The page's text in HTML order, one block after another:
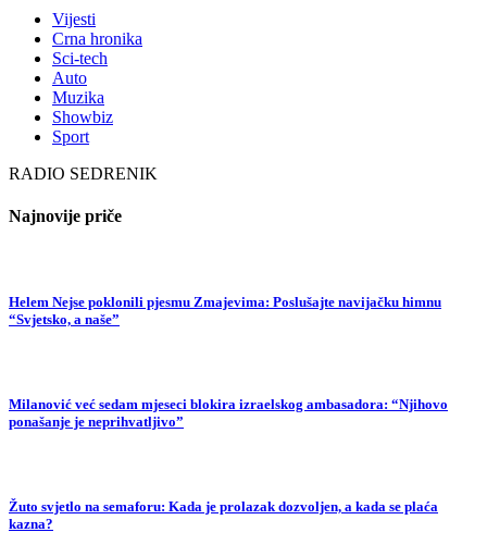
Vijesti
Crna hronika
Sci-tech
Auto
Muzika
Showbiz
Sport
RADIO SEDRENIK
Najnovije priče
Helem Nejse poklonili pjesmu Zmajevima: Poslušajte navijačku himnu
“Svjetsko, a naše”
Milanović već sedam mjeseci blokira izraelskog ambasadora: “Njihovo
ponašanje je neprihvatljivo”
Žuto svjetlo na semaforu: Kada je prolazak dozvoljen, a kada se plaća
kazna?